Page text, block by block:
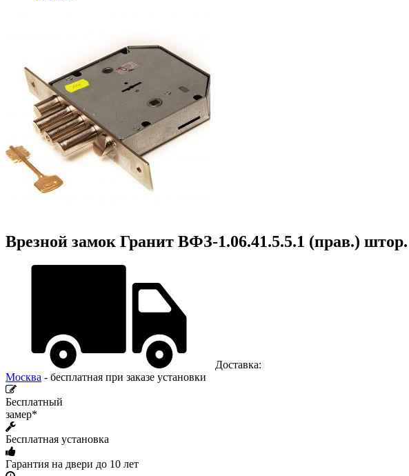
Врезной замок Гранит ВФЗ-1.06.41.5.5.1 (прав.) штор.
Доставка:
Москва - бесплатная при заказе установки
Бесплатный
замер*
Бесплатная установка
Гарантия на двери до 10 лет